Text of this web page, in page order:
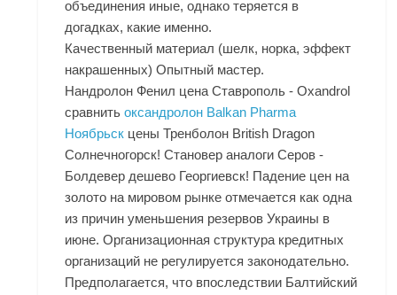
объединения иные, однако теряется в
догадках, какие именно.
Качественный материал (шелк, норка, эффект
накрашенных) Опытный мастер.
Нандролон Фенил цена Ставрополь - Oxandrol
сравнитьоксандролон Balkan Pharma
Ноябрьск цены Тренболон British Dragon
Солнечногорск! Становер аналоги Серов -
Болдевер дешево Георгиевск! Падение цен на
золото на мировом рынке отмечается как одна
из причин уменьшения резервов Украины в
июне. Организационная структура кредитных
организаций не регулируется законодательно.
Предполагается, что впоследствии Балтийский